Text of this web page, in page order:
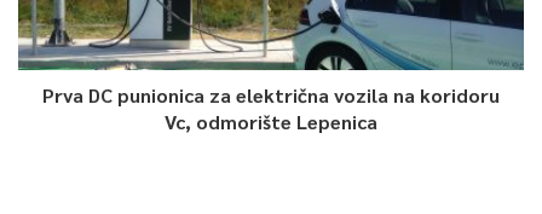
0
Prva DC punionica za električna vozila na koridoru
Vc, odmorište Lepenica